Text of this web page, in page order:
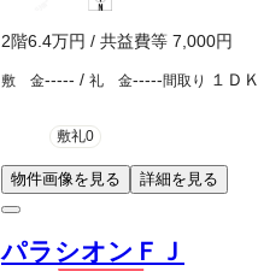
2階6.4万円 / 共益費等 7,000円
敷 金----- / 礼 金-----間取り １ＤＫ
敷礼0
物件画像を見る 詳細を見る
パラシオンＦＪ